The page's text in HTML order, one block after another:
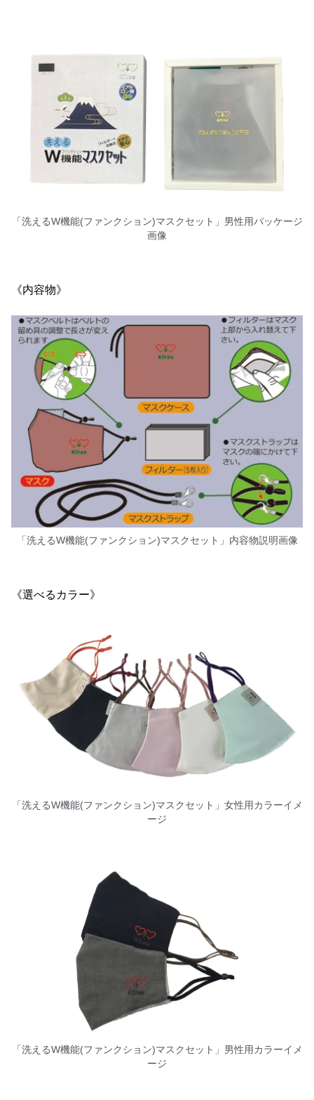
「洗えるW機能(ファンクション)マスクセット」男性用パッケージ
画像
《内容物》
「洗えるW機能(ファンクション)マスクセット」内容物説明画像
《選べるカラー》
「洗えるW機能(ファンクション)マスクセット」女性用カラーイメ
ージ
「洗えるW機能(ファンクション)マスクセット」男性用カラーイメ
ージ